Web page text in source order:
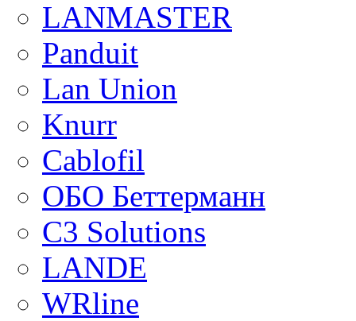
LANMASTER
Panduit
Lan Union
Knurr
Cablofil
ОБО Беттерманн
C3 Solutions
LANDE
WRline